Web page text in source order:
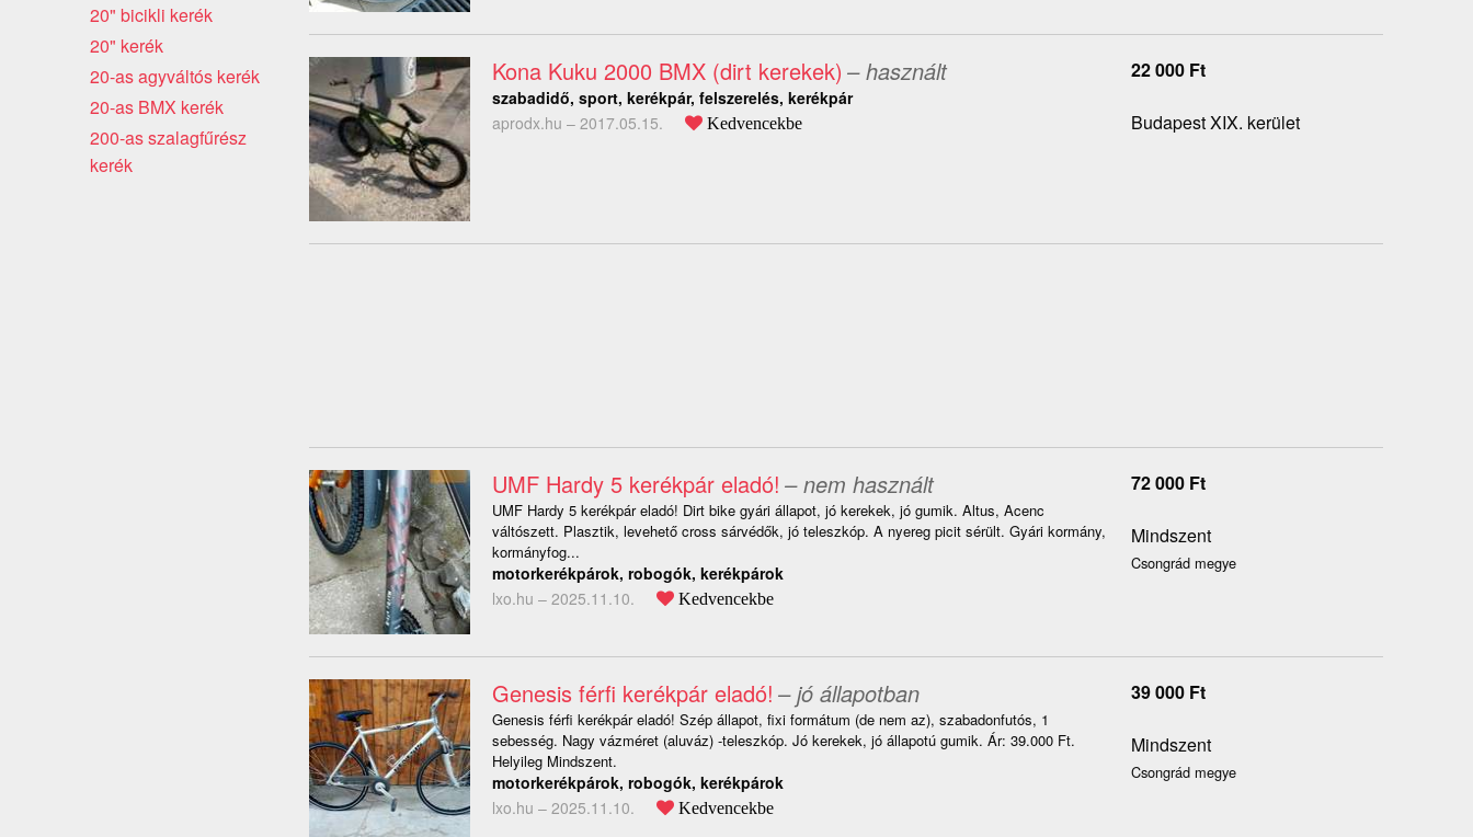
Kona Kuku 2000 BMX (dirt kerekek) – használt
szabadidő, sport, kerékpár, felszerelés, kerékpár
aprodx.hu – 2017.05.15. Kedvencekbe
22 000 Ft
Budapest XIX. kerület
UMF Hardy 5 kerékpár eladó! – nem használt
UMF Hardy 5 kerékpár eladó! Dirt bike gyári állapot, jó kerekek, jó gumik. Altus, Acenc
váltószett. Plasztik, levehető cross sárvédők, jó teleszkóp. A nyereg picit sérült. Gyári kormány,
kormányfog...
motorkerékpárok, robogók, kerékpárok
lxo.hu – 2025.11.10. Kedvencekbe
72 000 Ft
Mindszent
Csongrád megye
Genesis férfi kerékpár eladó! – jó állapotban
Genesis férfi kerékpár eladó! Szép állapot, fixi formátum (de nem az), szabadonfutós, 1
sebesség. Nagy vázméret (aluváz) -teleszkóp. Jó kerekek, jó állapotú gumik. Ár: 39.000 Ft.
Helyileg Mindszent.
motorkerékpárok, robogók, kerékpárok
lxo.hu – 2025.11.10. Kedvencekbe
39 000 Ft
Mindszent
Csongrád megye
20" bicikli kerék
20" kerék
20-as agyváltós kerék
20-as BMX kerék
200-as szalagfűrész
kerék